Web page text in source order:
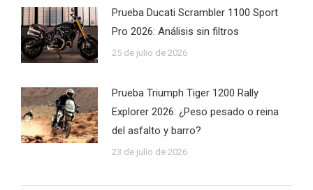
Prueba Ducati Scrambler 1100 Sport
Pro 2026: Análisis sin filtros
25 de julio de 2026
Prueba Triumph Tiger 1200 Rally
Explorer 2026: ¿Peso pesado o reina
del asfalto y barro?
23 de julio de 2026